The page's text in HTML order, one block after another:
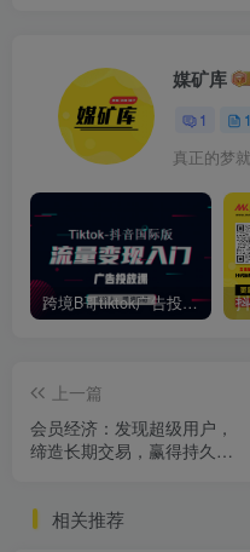
媒矿库
1
真正的梦
跨境B哥tiktok广告投放课，带你快速入门tiktok广告投放价值1680元
上一篇
会员经济：发现超级用户，
缔造长期交易，赢得持久营
竞争和低成本控制的情况下
相关推荐